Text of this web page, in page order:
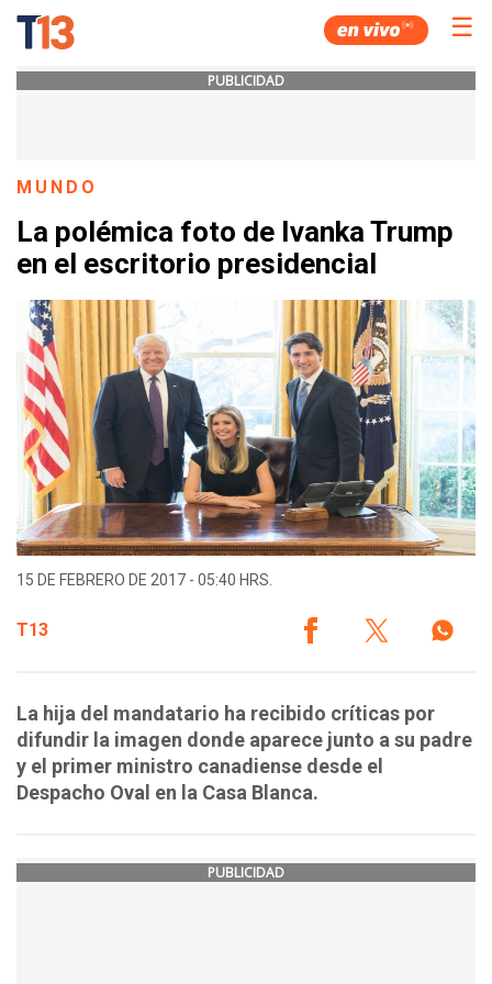
☰
PUBLICIDAD
MUNDO
La polémica foto de Ivanka Trump
en el escritorio presidencial
15 DE FEBRERO DE 2017 - 05:40 HRS.
T13
La hija del mandatario ha recibido críticas por
difundir la imagen donde aparece junto a su padre
y el primer ministro canadiense desde el
Despacho Oval en la Casa Blanca.
PUBLICIDAD